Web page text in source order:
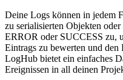
Deine Logs können in jedem
zu serialisierten Objekten
ERROR oder SUCCESS zu,
Eintrags zu bewerten und den
LogHub bietet ein einfaches
Ereignissen in all deinen